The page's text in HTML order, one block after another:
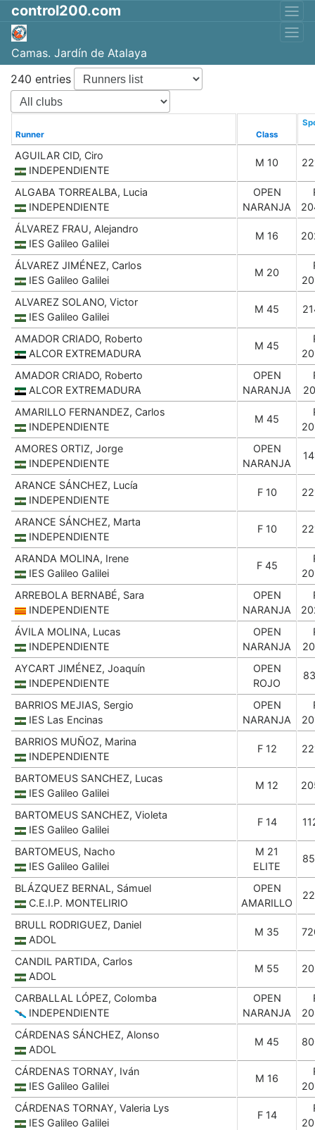
control200.com
Camas. Jardín de Atalaya
240 entries
Runner Class
AGUILAR CID, Ciro
INDEPENDIENTE
M 10
ALGABA TORREALBA, Lucia
INDEPENDIENTE
OPEN
NARANJA
ÁLVAREZ FRAU, Alejandro
IES Galileo Galilei
M 16
ÁLVAREZ JIMÉNEZ, Carlos
IES Galileo Galilei
M 20
ALVAREZ SOLANO, Victor
IES Galileo Galilei
M 45
AMADOR CRIADO, Roberto
ALCOR EXTREMADURA
M 45
AMADOR CRIADO, Roberto
ALCOR EXTREMADURA
OPEN
NARANJA
AMARILLO FERNANDEZ, Carlos
INDEPENDIENTE
M 45
AMORES ORTIZ, Jorge
INDEPENDIENTE
OPEN
NARANJA
ARANCE SÁNCHEZ, Lucía
INDEPENDIENTE
F 10
ARANCE SÁNCHEZ, Marta
INDEPENDIENTE
F 10
ARANDA MOLINA, Irene
IES Galileo Galilei
F 45
ARREBOLA BERNABÉ, Sara
INDEPENDIENTE
OPEN
NARANJA
ÁVILA MOLINA, Lucas
INDEPENDIENTE
OPEN
NARANJA
AYCART JIMÉNEZ, Joaquín
INDEPENDIENTE
OPEN
ROJO
BARRIOS MEJIAS, Sergio
IES Las Encinas
OPEN
NARANJA
BARRIOS MUÑOZ, Marina
INDEPENDIENTE
F 12
BARTOMEUS SANCHEZ, Lucas
IES Galileo Galilei
M 12
BARTOMEUS SANCHEZ, Violeta
IES Galileo Galilei
F 14
BARTOMEUS, Nacho
IES Galileo Galilei
M 21
ELITE
BLÁZQUEZ BERNAL, Sámuel
C.E.I.P. MONTELIRIO
OPEN
AMARILLO
BRULL RODRIGUEZ, Daniel
ADOL
M 35
CANDIL PARTIDA, Carlos
ADOL
M 55
CARBALLAL LÓPEZ, Colomba
INDEPENDIENTE
OPEN
NARANJA
CÁRDENAS SÁNCHEZ, Alonso
ADOL
M 45
CÁRDENAS TORNAY, Iván
IES Galileo Galilei
M 16
CÁRDENAS TORNAY, Valeria Lys
IES Galileo Galilei
F 14